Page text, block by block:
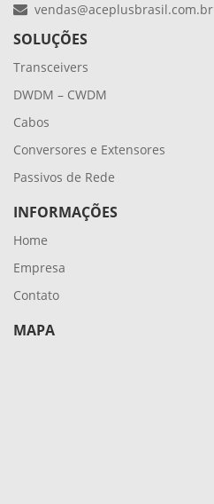
vendas@aceplusbrasil.com.br
SOLUÇÕES
Transceivers
DWDM – CWDM
Cabos
Conversores e Extensores
Passivos de Rede
INFORMAÇÕES
Home
Empresa
Contato
MAPA